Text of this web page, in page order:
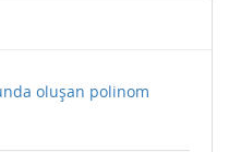
oluşan polinom